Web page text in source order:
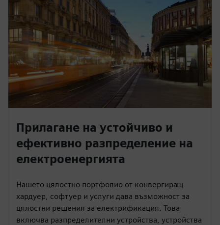
Прилагане на устойчиво и
ефективно разпределение на
електроенергията
Нашето цялостно портфолио от конвергиращ
хардуер, софтуер и услуги дава възможност за
цялостни решения за електрификация. Това
включва разпределителни устройства, устройства